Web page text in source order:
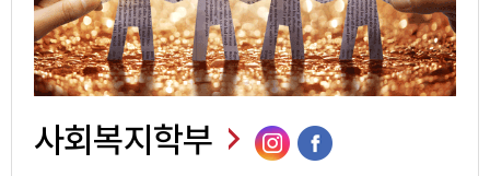
사회복지학부